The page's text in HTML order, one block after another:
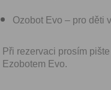
Ozobot Evo – pro děti
Při rezervaci prosím
Ezobotem Evo.